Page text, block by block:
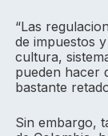
“Las
de impuestos
cultura,
pueden hacer
bastante
Sin embargo,